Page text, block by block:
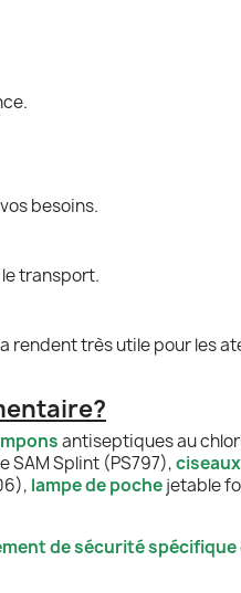
besoins.
transport.
très utile pour les
antiseptiques au
SAM Splint (PS797),ciseaux
lampe de pochejetable
de sécurité spécifique